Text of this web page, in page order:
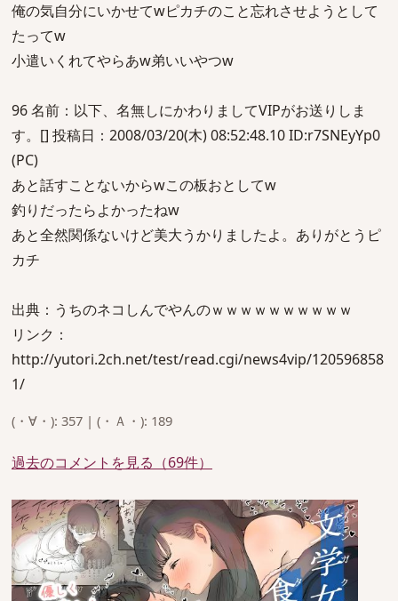
俺の気自分にいかせてwピカチのこと忘れさせようとして
たってw
小遣いくれてやらあw弟いいやつw
96 名前：以下、名無しにかわりましてVIPがお送りしま
す。[] 投稿日：2008/03/20(木) 08:52:48.10 ID:r7SNEyYp0
(PC)
あと話すことないからwこの板おとしてw
釣りだったらよかったねw
あと全然関係ないけど美大うかりましたよ。ありがとうピ
カチ
出典：うちのネコしんでやんのｗｗｗｗｗｗｗｗｗｗ
リンク：
http://yutori.2ch.net/test/read.cgi/news4vip/120596858
1/
(・∀・): 357 | (・Ａ・): 189
過去のコメントを見る（69件）